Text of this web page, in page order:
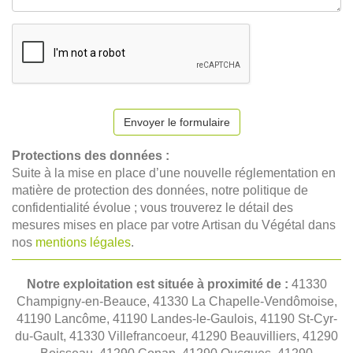
Envoyer le formulaire
Protections des données :
Suite à la mise en place d’une nouvelle réglementation en
matière de protection des données, notre politique de
confidentialité évolue ; vous trouverez le détail des
mesures mises en place par votre Artisan du Végétal dans
nos mentions légales.
Notre exploitation est située à proximité de : 41330
Champigny-en-Beauce, 41330 La Chapelle-Vendômoise,
41190 Lancôme, 41190 Landes-le-Gaulois, 41190 St-Cyr-
du-Gault, 41330 Villefrancoeur, 41290 Beauvilliers, 41290